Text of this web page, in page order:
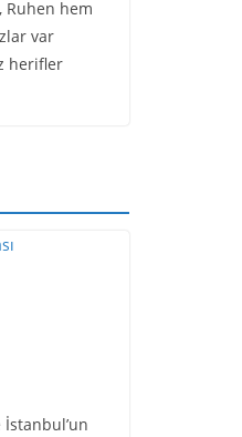
Ruhen hem
var
herifler
İstanbul’un